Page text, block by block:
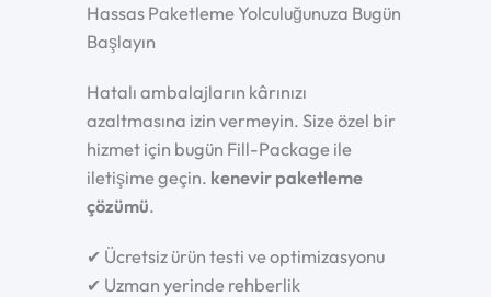
Hassas Paketleme Yolculuğunuza Bugün
Başlayın
Hatalı ambalajların kârınızı
azaltmasına izin vermeyin. Size özel bir
hizmet için bugün Fill-Package ile
iletişime geçin. kenevir paketleme
çözümü.
✔ Ücretsiz ürün testi ve optimizasyonu
✔ Uzman yerinde rehberlik